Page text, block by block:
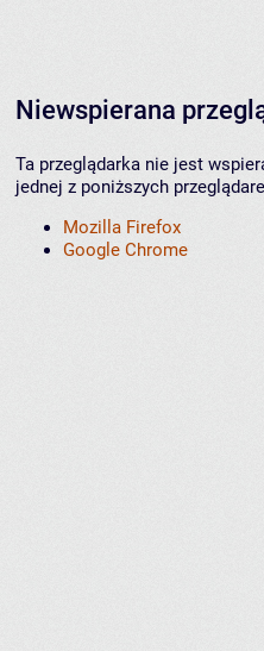
Niewspierana
Ta przeglądarka nie jest
jednej z poniższych
Mozilla Firefox
Google Chrome